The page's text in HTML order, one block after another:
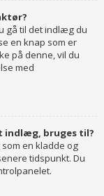
gå til det indlæg du
en knap som er
på denne, vil du
med
indlæg, bruges til?
en kladde og
tidspunkt. Du